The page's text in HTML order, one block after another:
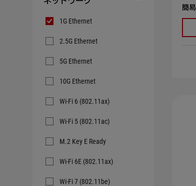
ネ
ッ
ク
1G Ethernet
2.5G Ethernet
5G Ethernet
10G Ethernet
Wi-Fi 6 (802.11ax)
Wi-Fi 5 (802.11ac)
M.2 Key E Ready
Wi-Fi 6E (802.11ax)
Wi-Fi 7 (802.11be)
簡